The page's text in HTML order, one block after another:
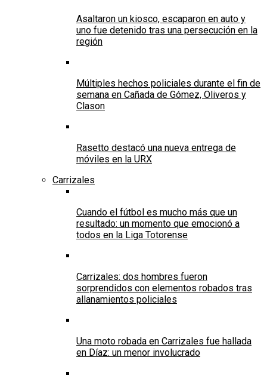
Asaltaron un kiosco, escaparon en auto y
uno fue detenido tras una persecución en la
región
Múltiples hechos policiales durante el fin de
semana en Cañada de Gómez, Oliveros y
Clason
Rasetto destacó una nueva entrega de
móviles en la URX
Carrizales
Cuando el fútbol es mucho más que un
resultado: un momento que emocionó a
todos en la Liga Totorense
Carrizales: dos hombres fueron
sorprendidos con elementos robados tras
allanamientos policiales
Una moto robada en Carrizales fue hallada
en Díaz: un menor involucrado